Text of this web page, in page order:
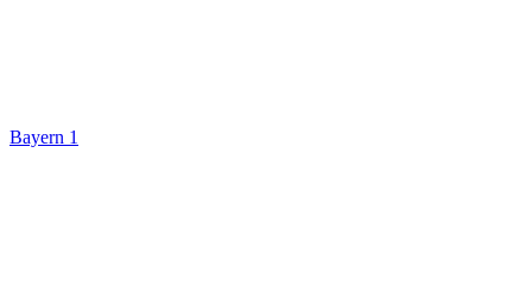
Bayern 1